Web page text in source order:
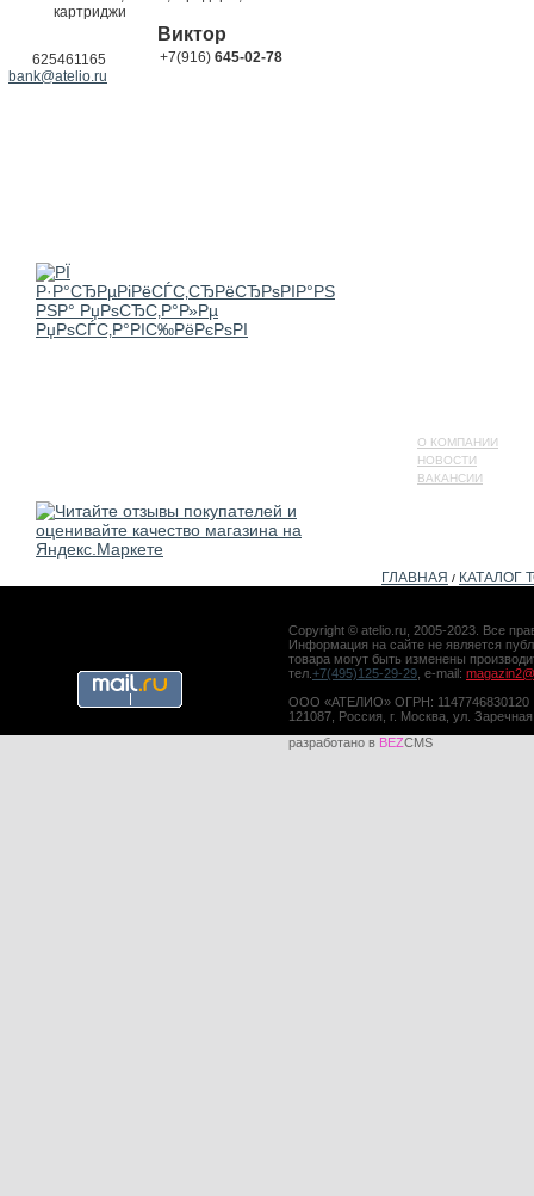
картриджи
Виктор
625461165 +7(916) 645-02-78
bank@atelio.ru
О КОМПАНИИ
НОВОСТИ
ВАКАНСИИ
ГЛАВНАЯ / КАТАЛОГ
Copyright © atelio.ru, 2005-2023. Все
Информация на сайте не является
товара могут быть изменены
тел. +7(495)125-29-29 , e-mail:
ООО «АТЕЛИО» ОГРН: 1147746830120
121087, Россия, г. Москва, ул.
разработано в BEZCMS